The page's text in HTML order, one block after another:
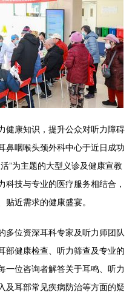
健康知识，提升公众对听力障碍
鼻咽喉头颈外科中心于近日成功
”为主题的大型义诊及健康宣教
技与专业的医疗服务相结合，
近需求的健康盛宴。
多位资深耳科专家及听力师团队
部健康检查、听力筛查及专业的
一位咨询者解答关于耳鸣、听力
及耳部常见疾病防治等方面的疑